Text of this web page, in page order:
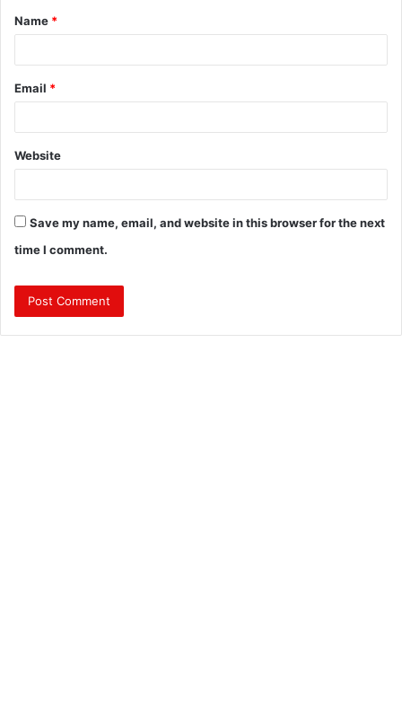
*
Name *
Email *
Website
Save my name, email, and website in this browser for the next
time I comment.